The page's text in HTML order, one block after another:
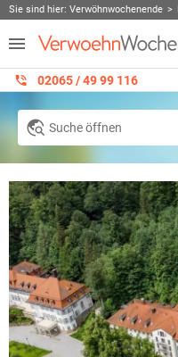
Sie sind hier: Verwöhnwochenende
02065 / 49 ‌99 116
Suche öffnen